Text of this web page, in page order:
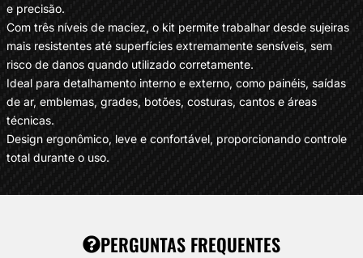
e precisão.
Com três níveis de maciez, o kit permite trabalhar desde sujeiras
mais resistentes até superfícies extremamente sensíveis, sem
risco de danos quando utilizado corretamente.
Ideal para detalhamento interno e externo, como painéis, saídas
de ar, emblemas, grades, botões, costuras, cantos e áreas
técnicas.
Design ergonômico, leve e confortável, proporcionando controle
total durante o uso.
PERGUNTAS FREQUENTES